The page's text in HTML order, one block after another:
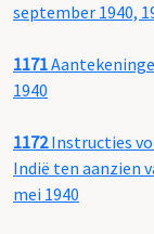
september 1940,
1171
1940
1172Instructies
Indië ten aanzien
mei 1940